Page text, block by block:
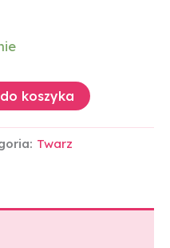
koszyka
Twarz